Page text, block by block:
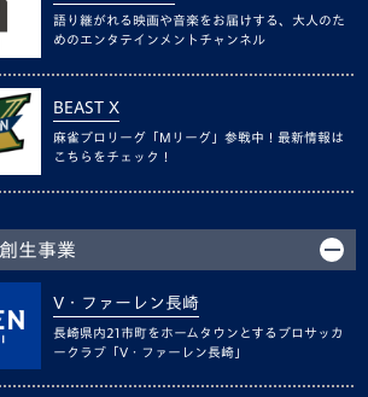
語り継がれる映画や音楽をお届けする、大人のた
めのエンタテインメントチャンネル
BEAST X
麻雀プロリーグ「Mリーグ」参戦中！最新情報は
こちらをチェック！
生事業
V・ファーレン長崎
長崎県内21市町をホームタウンとするプロサッカ
ークラブ「V・ファーレン長崎」